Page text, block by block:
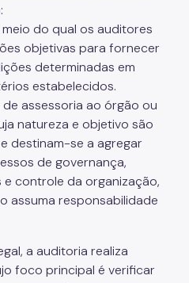
do qual os auditores
objetivas para fornecer
determinadas em
estabelecidos.
assessoria ao órgão ou
natureza e objetivo são
destinam-se a agregar
de governança,
controle da organização,
assuma responsabilidade
a auditoria realiza
foco principal é verificar